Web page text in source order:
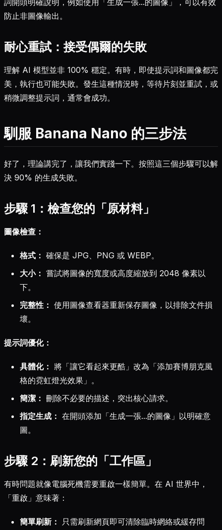
防止非圖像輸出。
耐心重試：接受偶爾的失敗
理解 AI 模型並非 100% 穩定。有時，即使提示詞和圖像都完
美，執行也可能失敗。發生這種情況時，等待片刻並重試，或
稍微調整提示詞，通常會成功。
馴服 Banana Nano 的三步法
好了，理論講完了，讓我們實踐一下。按照這三個步驟可以解
決 90% 的生成失敗。
步驟 1：檢查您的「原材料」
圖像檢查：
格式： 確保是 JPG、PNG 或 WEBP。
大小： 嘗試將圖像的寬度或高度縮放到 2048 像素以
下。
完整性： 使用圖像查看器重新保存圖像，以排除文件損
壞。
提示詞優化：
具體化： 將「讓它看起來更酷」改為「添加賽博朋克風
格的霓虹燈光效果」。
簡潔： 刪除不必要的描述，突出核心請求。
指定生成： 在開頭添加「生成一張...的圖像」以明確意
圖。
步驟 2：刷新您的「工作區」
有時問題就像電腦死機需要重啟一樣簡單。在 AI 世界中，
「重啟」意味著：
簡單刷新：
只需刷新網頁即可清除臨時網絡或緩存問